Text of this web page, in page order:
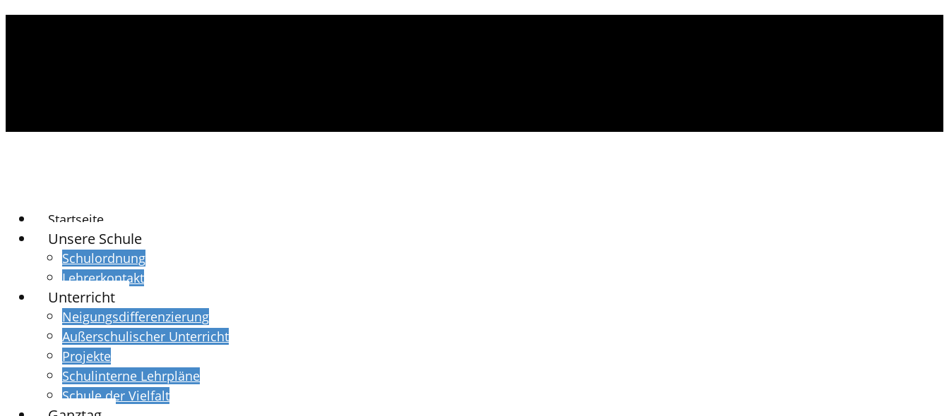
Startseite
Unsere Schule
Schulordnung
Lehrerkontakt
Unterricht
Neigungsdifferenzierung
Außerschulischer Unterricht
Projekte
Schulinterne Lehrpläne
Schule der Vielfalt